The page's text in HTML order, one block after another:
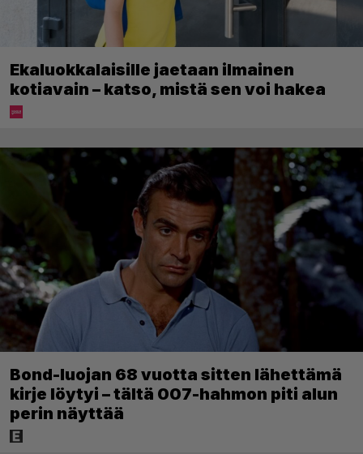
Ekaluokkalaisille jaetaan ilmainen
kotiavain – katso, mistä sen voi hakea
Bond-luojan 68 vuotta sitten lähettämä
kirje löytyi – tältä 007-hahmon piti alun
perin näyttää